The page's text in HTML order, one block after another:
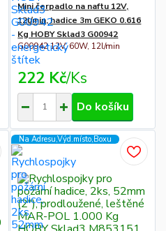
Mini čerpadlo na naftu 12V,
12l/min, hadice 3m GEKO 0.616
Kg HOBY Sklad3 G00942
G00942 12V, 60W, 12l/min
222 Kč/Ks
Do košíku
Na Adresu,Výd.místo,Boxu